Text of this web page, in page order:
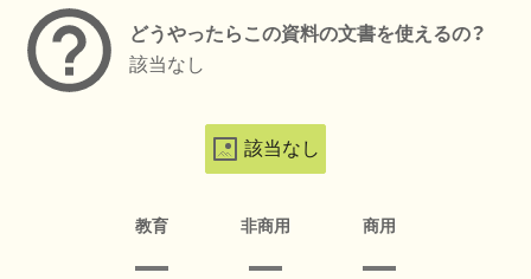
どうやったらこの資料の文書を使えるの？
該当なし
該当なし
教育 非商用 商用